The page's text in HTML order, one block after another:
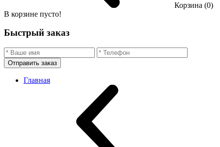
Корзина (0)
В корзине пусто!
Быстрый заказ
Отправить заказ
Главная